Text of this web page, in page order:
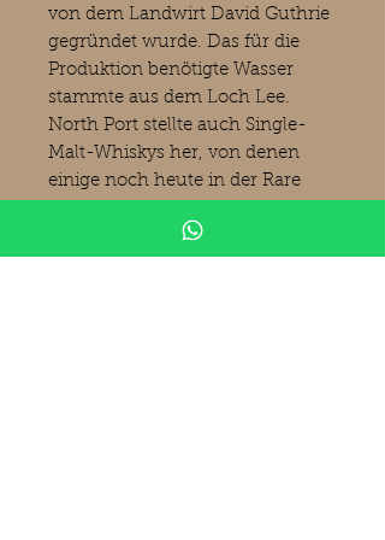
von dem Landwirt David Guthrie
gegründet wurde. Das für die
Produktion benötigte Wasser
stammte aus dem Loch Lee.
North Port stellte auch Single-
Malt-Whiskys her, von denen
einige noch heute in der Rare
Brennerei wurde 1983